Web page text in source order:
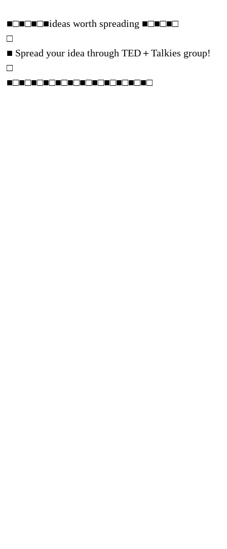
■□■□■□■ideas worth spreading ■□■□■□
□
■ Spread your idea through TED＋Talkies group!
□
■□■□■□■□■□■□■□■□■□■□■□■□